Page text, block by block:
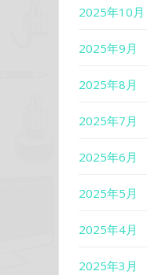
2025年10月
2025年9月
2025年8月
2025年7月
2025年6月
2025年5月
2025年4月
2025年3月